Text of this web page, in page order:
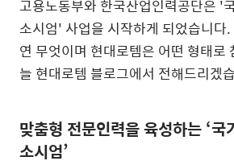
고용노동부와 한국산업인력공단은 '
소시엄' 사업을 시작하게 되었습니다
연 무엇이며 현대로템은 어떤 형태로
늘 현대로템 블로그에서 전해드리겠
맞춤형 전문인력을 육성하는 ‘국
소시엄’